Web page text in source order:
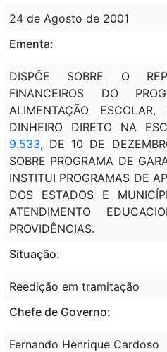
24 de Agosto de 2001
Ementa:
DISPÕE SOBRE O
FINANCEIROS DO
ALIMENTAÇÃO
DINHEIRO DIRETO NA
9.533, DE 10 DE
SOBRE PROGRAMA DE
INSTITUI PROGRAMAS DE
DOS ESTADOS E
ATENDIMENTO
PROVIDÊNCIAS.
Situação:
Reedição em tramitação
Chefe de Governo:
Fernando Henrique Cardoso